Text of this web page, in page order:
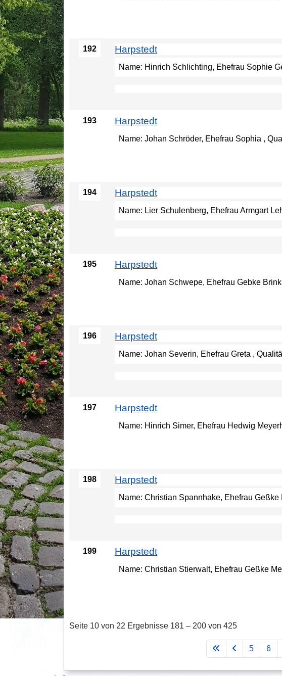
192 Harpstedt
Name: Hinrich Schlichting, Ehefrau Sophie
193 Harpstedt
Name: Johan Schröder, Ehefrau Sophia ,
194 Harpstedt
Name: Lier Schulenberg, Ehefrau Armgart
195 Harpstedt
Name: Johan Schwepe, Ehefrau Gebke
196 Harpstedt
Name: Johan Severin, Ehefrau Greta ,
197 Harpstedt
Name: Hinrich Simer, Ehefrau Hedwig
198 Harpstedt
Name: Christian Spannhake, Ehefrau
199 Harpstedt
Name: Christian Stierwalt, Ehefrau Geßke
Seite 10 von 22 Ergebnisse 181 – 200 von 425
5 6